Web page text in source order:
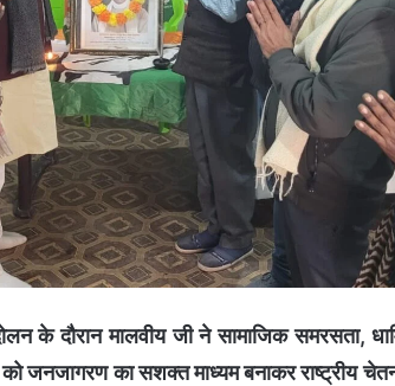
के दौरान मालवीय जी ने सामाजिक समरसता,
को जनजागरण का सशक्त माध्यम बनाकर राष्ट्रीय